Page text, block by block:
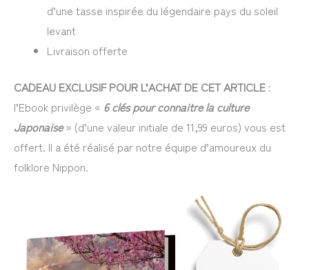
d’une tasse inspirée du légendaire pays du soleil
levant
Livraison offerte
CADEAU EXCLUSIF POUR L’ACHAT DE CET ARTICLE :
l’Ebook privilège « 6 clés pour connaitre la culture
Japonaise» (d’une valeur initiale de 11,99 euros) vous est
offert. Il a été réalisé par notre équipe d’amoureux du
folklore Nippon.